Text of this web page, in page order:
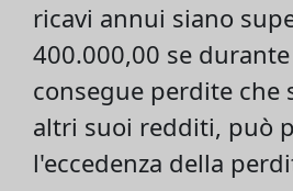
ricavi annui siano
400.000,00 se
consegue perdite che
altri suoi redditi, può
l'eccedenza della